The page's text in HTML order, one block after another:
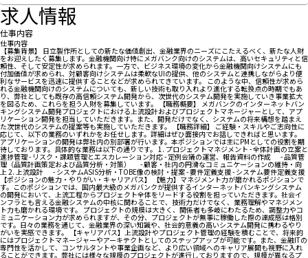
求人情報
仕事内容
仕事内容
【募集背景】 日立製作所としての新たな価値創出、金融業界のニーズにこたえるべく、新たな人財
をお迎えしたく募集します。金融機関向け特にメガバンク向けのシステムは、高いセキュリティと信
頼性、そして安定性が求められます。一方で、ビジネス環境の変化から金融機関向けシステムにも
付加価値が求められ、対顧客向けシステムは柔軟なUIの提供、他のシステムと連携しながらより便
利なサービスを迅速に提供することなどが求められてきています。 このような中、信頼性が求めら
れる金融機関向けのシステムについても、新しい技術も取り入れより進化する転換点の時期でもあ
り、弊社としても既存の高信頼システム開発から、次世代のシステム開発を実施していき事業拡大
を図るため、これらを担う人財を募集しています。 【職務概要】 メガバンクのインターネットバン
キングシステム開発プロジェクトにおける上流設計およびプロジェクトマネージャーとして、アプ
リケーション開発を担当していただきます。また、開発だけでなく、システムの将来構想を踏まえ
た次世代のシステムの提案等も実施していただきます。 【職務詳細】 ご経験・スキルやご志向性に
応じて、以下の業務のいずれかをお任せします。詳細はぜひ面接内でお話しできればと思います。
アプリケーションの開発は弊社内の別部署が行います。本ポジションでは主にPMとしての役割を期
待しております。具体的な業務は以下の通りです。 1. プロジェクトマネジメント - 全体計画の立案と
進捗管理 - リスク・課題管理とエスカレーション対応 - 定例会議の運営、報告資料の作成 - 品質管
理（品質計画策定および品質分析・対策） - 顧客・社内の円滑なコミュニケーションの維持・向
上 2. 上流設計 - システムASIS分析・TOBE像の検討・提案 - 要件定義支援 - システム要件定義支援
【ポジションの魅力・やりがい・キャリアパス】 【魅力】マネジメント力が磨かれるポジションで
す。このポジションでは、国内最大級のメガバンクが提供するインターネットバンキングシステム
の開発において、上流工程からプロジェクト全体をリードする役割を担っていただきます。社会イ
ンフラとも言える金融システムの中核に関わることで、技術力だけでなく、業務理解やマネジメン
ト力も磨かれる環境です。 プロジェクトの規模は大きく、関係者も多岐にわたるため、調整力やコ
ミュニケーション力が求められますが、その分、プロジェクトが無事に稼働した際の達成感は格別
です。日々の業務を通じて、金融業界の深い知識や、社会的意義の高いシステム開発に携わるやり
がいを実感できます。 【キャリアパス】上流設計やプロジェクト管理の経験を積むことで、将来的
にはプロジェクトマネージャーやアーキテクトとしてのステップアップが可能です。また、金融ITの
専門性を活かして、コンサルタントや事業企画など、より広い領域へのキャリア展開も視野に入れ
ることができます。弊社には様々な規模のプロジェクトが進行しておりますので、規模が異なるプ